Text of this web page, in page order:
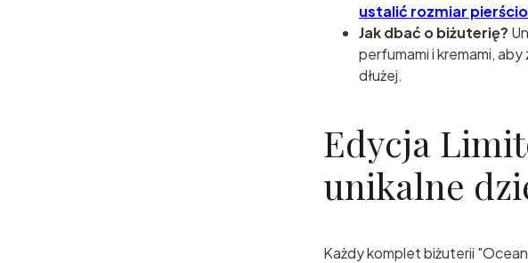
ustalić rozmiar
Jak dbać o biżuterię?
perfumami i kremami,
dłużej.
Edycja
unikalne
Każdy komplet biżuterii